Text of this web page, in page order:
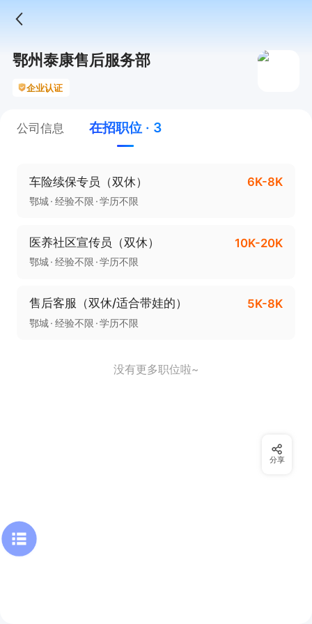
鄂州泰康售后服务部
企业认证
公司信息 在招职位 · 3
车险续保专员（双休） 6K-8K
鄂城 经验不限 学历不限
医养社区宣传员（双休） 10K-20K
鄂城 经验不限 学历不限
售后客服（双休/适合带娃的） 5K-8K
鄂城 经验不限 学历不限
没有更多职位啦~
分享